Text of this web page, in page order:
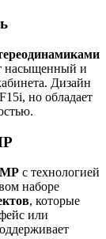
насыщенный и
Дизайн
но обладает
с технологией
наборе
, которые
или